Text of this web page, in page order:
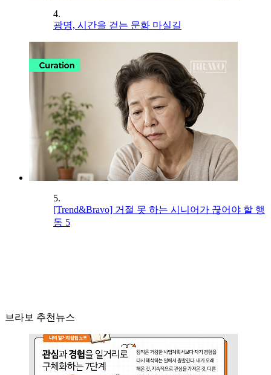
4.
광명, 시간을 걷는 문화 마실길
5.
[Trend&Bravo] 거절 못 하는 시니어가 끊어야 할 행
동 5
브라보 추천뉴스